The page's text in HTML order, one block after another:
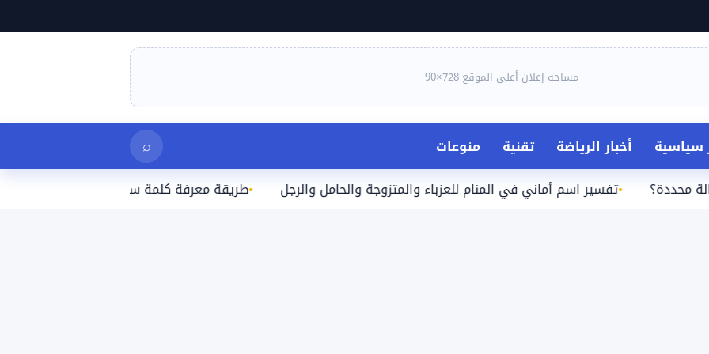
مساحة إعلان أعلى الموقع 728×90
سياسية أخبار الرياضة تقنية منوعات ⌕
تفسير اسم أماني في المنام للعزباء والمتزوجة والحامل والرجل طريقة معرفة كلمة سر الواي فاي المتصل بها على